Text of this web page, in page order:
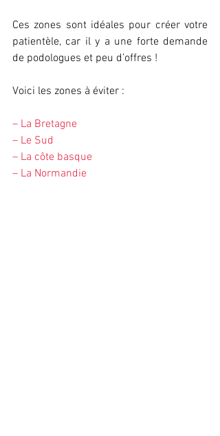
Ces zones sont idéales pour créer votre
patientèle, car il y a une forte demande
de podologues et peu d’offres !
Voici les zones à éviter :
– La Bretagne
– Le Sud
– La côte basque
– La Normandie